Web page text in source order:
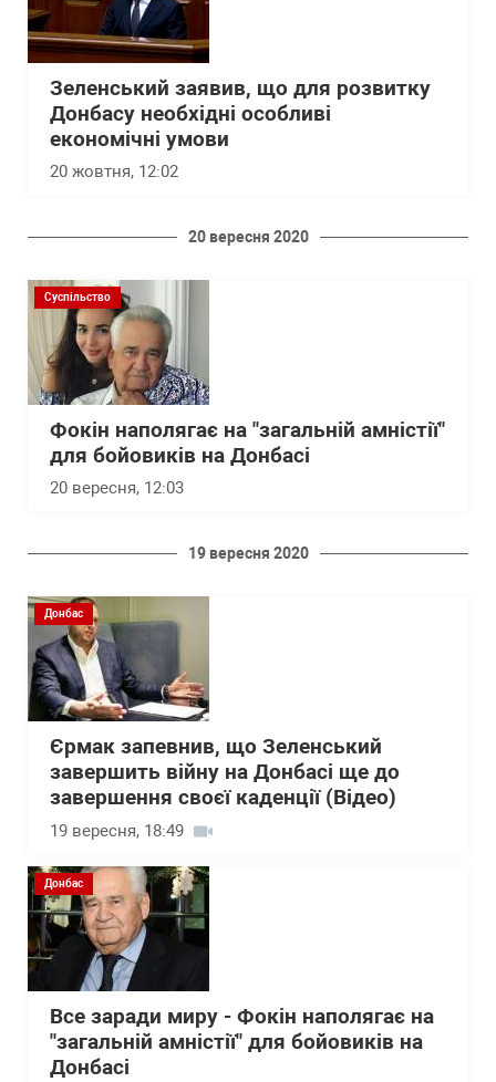
Зеленський заявив, що для розвитку
Донбасу необхідні особливі
економічні умови
20 жовтня, 12:02
20 вересня 2020
Суспільство
Фокін наполягає на "загальній амністії"
для бойовиків на Донбасі
20 вересня, 12:03
19 вересня 2020
Донбас
Єрмак запевнив, що Зеленський
завершить війну на Донбасі ще до
завершення своєї каденції (Відео)
19 вересня, 18:49
Донбас
Все заради миру - Фокін наполягає на
"загальній амністії" для бойовиків на
Донбасі